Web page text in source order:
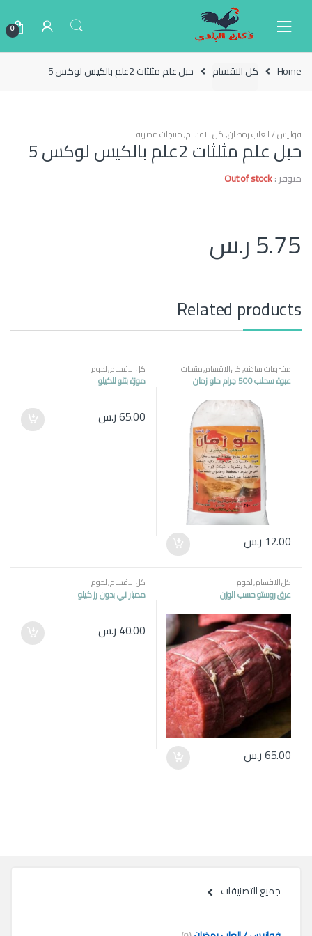
0
Home كل الاقسام حبل علم مثلثات 2علم بالكيس لوكس 5
فوانيس / العاب رمضان,كل الاقسام,منتجات مصرية
حبل علم مثلثات 2علم بالكيس لوكس 5
متوفر :Out of stock
5.75ر.س
Related products
مشروبات ساخنه,كل الاقسام,منتجات
مصرية
عبوة سحلب 500 جرام حلو زمان
12.00 ر.س
كل الاقسام,لحوم
موزة بتلو للكيلو
65.00ر.س
كل الاقسام,لحوم
عرق روستو حسب الوزن
65.00ر.س
كل الاقسام,لحوم
ممبار ني بدون رز كيلو
40.00 ر.س
جميع التصنيفات